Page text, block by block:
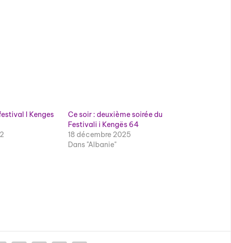
I Kenges
Ce soir : deuxième soirée du
Festivali i Kengës 64
18 décembre 2025
Dans "Albanie"